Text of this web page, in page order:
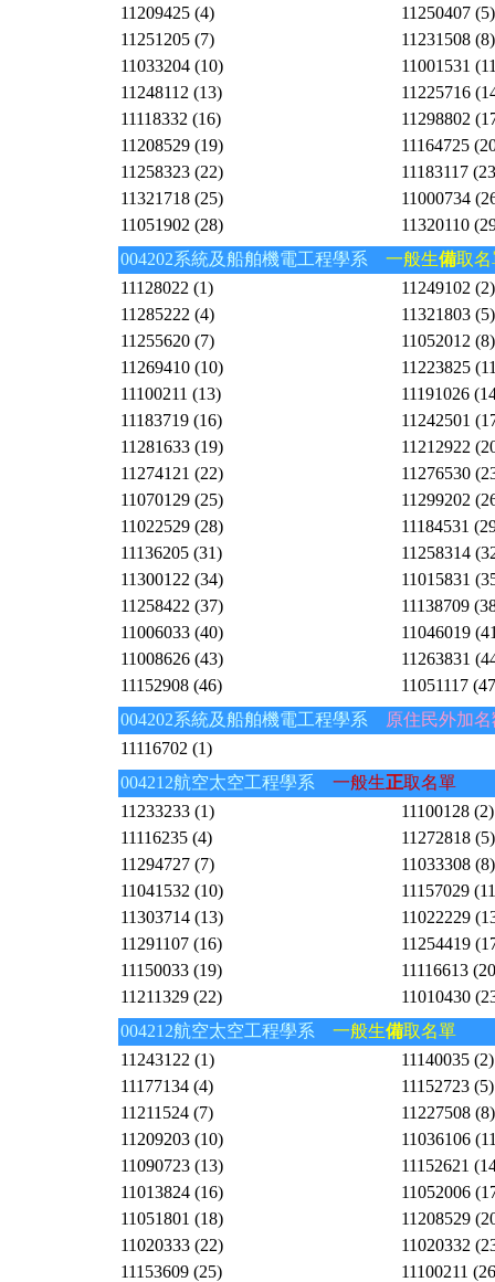
11209425 (4)
11250407 (5)
11251205 (7)
11231508 (8)
11033204 (10)
11001531
11248112 (13)
11225716
11118332 (16)
11298802
11208529 (19)
11164725
11258323 (22)
11183117
11321718 (25)
11000734
11051902 (28)
11320110
004202系統及船舶機電工程學系
一般生備取名
11128022 (1)
11249102 (2)
11285222 (4)
11321803 (5)
11255620 (7)
11052012 (8)
11269410 (10)
11223825
11100211 (13)
11191026
11183719 (16)
11242501
11281633 (19)
11212922
11274121 (22)
11276530
11070129 (25)
11299202
11022529 (28)
11184531
11136205 (31)
11258314
11300122 (34)
11015831
11258422 (37)
11138709
11006033 (40)
11046019
11008626 (43)
11263831
11152908 (46)
11051117
004202系統及船舶機電工程學系
原住民外加名
11116702 (1)
004212航空太空工程學系
一般生正取名單
11233233 (1)
11100128 (2)
11116235 (4)
11272818 (5)
11294727 (7)
11033308 (8)
11041532 (10)
11157029
11303714 (13)
11022229
11291107 (16)
11254419
11150033 (19)
11116613
11211329 (22)
11010430
004212航空太空工程學系
一般生備取名單
11243122 (1)
11140035 (2)
11177134 (4)
11152723 (5)
11211524 (7)
11227508 (8)
11209203 (10)
11036106
11090723 (13)
11152621
11013824 (16)
11052006
11051801 (18)
11208529
11020333 (22)
11020332
11153609 (25)
11100211